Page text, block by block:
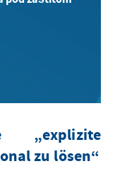
„explizite
zu lösen“